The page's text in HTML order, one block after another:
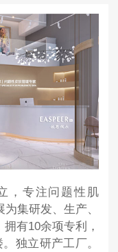
，专注问题性肌
集研发、生产、
有10余项专利，
独立研产工厂。